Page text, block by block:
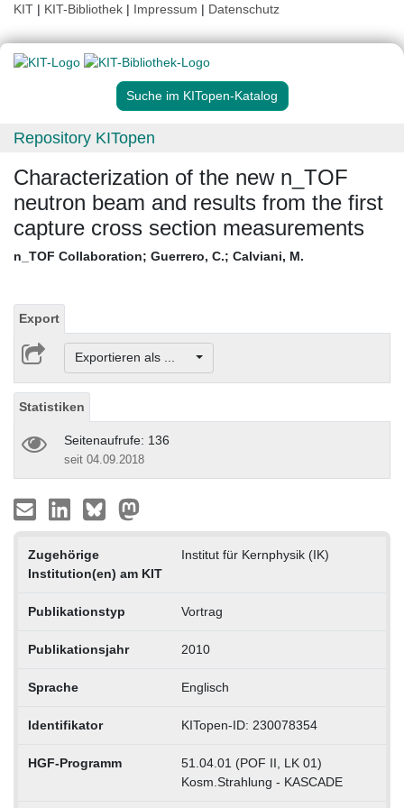
KIT | KIT-Bibliothek | Impressum | Datenschutz
Suche im KITopen-Katalog
Repository KITopen
Characterization of the new n_TOF
neutron beam and results from the first
capture cross section measurements
n_TOF Collaboration; Guerrero, C.; Calviani, M.
Export
Exportieren als ...
Statistiken
Seitenaufrufe: 136
seit 04.09.2018
Zugehörige
Institution(en) am KIT
Institut für Kernphysik (IK)
Publikationstyp Vortrag
Publikationsjahr 2010
Sprache Englisch
Identifikator KITopen-ID: 230078354
HGF-Programm
51.04.01 (POF II, LK 01)
Kosm.Strahlung - KASCADE